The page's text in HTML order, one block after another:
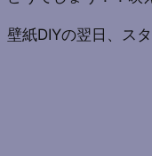
壁紙DIYの翌日、ス